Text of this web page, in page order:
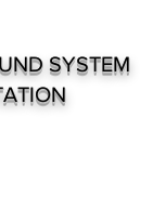
SYSTEM